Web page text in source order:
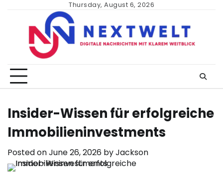
content
Thursday, August 6, 2026
Insider-Wissen für erfolgreiche
Immobilieninvestments
Posted onJune 26, 2026 byJackson